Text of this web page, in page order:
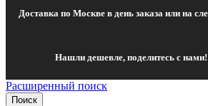
Доставка по Москве в день заказа или на
Нашли дешевле, поделитесь с нами!
Расширенный поиск
Поиск